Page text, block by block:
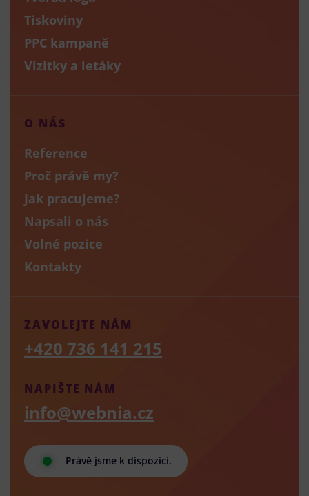
Tiskoviny
PPC kampaně
Vizitky a letáky
O NÁS
Reference
Proč právě my?
Jak pracujeme?
Napsali o nás
Volné pozice
Kontakty
Právě jsme k dispozici.
NAPIŠTE NÁM
info@webnia.cz
ZAVOLEJTE NÁM
+420 736 141 215